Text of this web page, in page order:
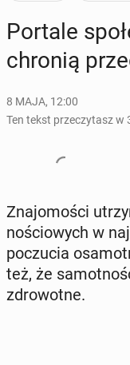
Portale
chronią
8 MAJA, 12:00
Ten tekst przeczytasz w
Zna­jo­mo­ści
no­ścio­wych w
po­czu­cia
też, że
zdro­wot­ne.